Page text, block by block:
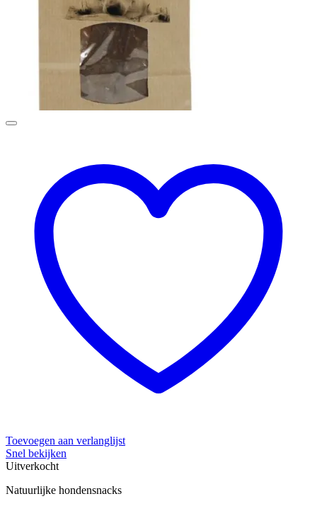
Toevoegen aan verlanglijst
Snel bekijken
Uitverkocht
Natuurlijke hondensnacks